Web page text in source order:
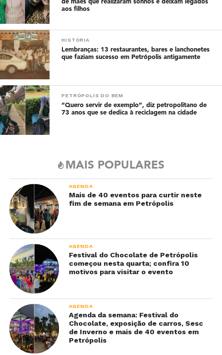
de mães que realizaram sonhos e deixam legados
aos filhos
HISTÓRIA
Lembranças: 13 restaurantes, bares e lanchonetes
que faziam sucesso em Petrópolis antigamente
PETRÓPOLIS DO BEM
“Quero servir de exemplo”, diz petropolitano de
73 anos que se dedica à reciclagem na cidade
MAIS POPULARES
AGENDA
Mais de 40 eventos para curtir neste
fim de semana em Petrópolis
AGENDA
Festival do Chocolate de Petrópolis
começou nesta quarta; confira 10
motivos para visitar o evento
AGENDA
Agenda da semana: Festival do
Chocolate, exposição de carros, Sesc
de Inverno e mais de 40 eventos em
Petrópolis